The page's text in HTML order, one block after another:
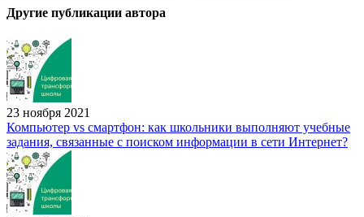
Другие публикации автора
23 ноября 2021
Компьютер vs смартфон: как школьники выполняют учебные
задания, связанные с поиском информации в сети Интернет?